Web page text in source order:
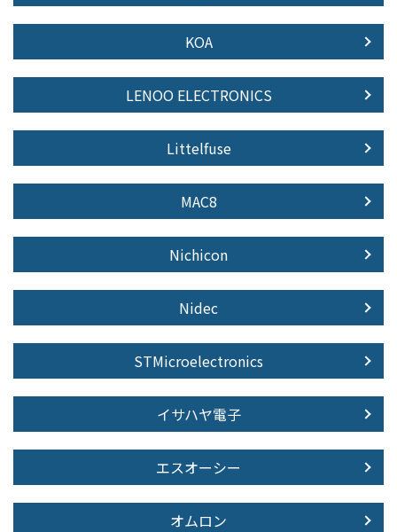
KOA
LENOO ELECTRONICS
Littelfuse
MAC8
Nichicon
Nidec
STMicroelectronics
イサハヤ電子
エスオーシー
オムロン